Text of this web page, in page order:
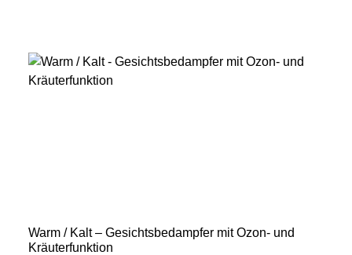
Warm / Kalt – Gesichtsbedampfer mit Ozon- und
Kräuterfunktion